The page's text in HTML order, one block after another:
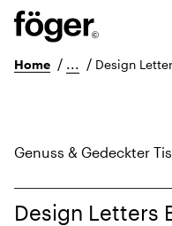
Home / ... / Design
Genuss & Gedeckter
Design Letters